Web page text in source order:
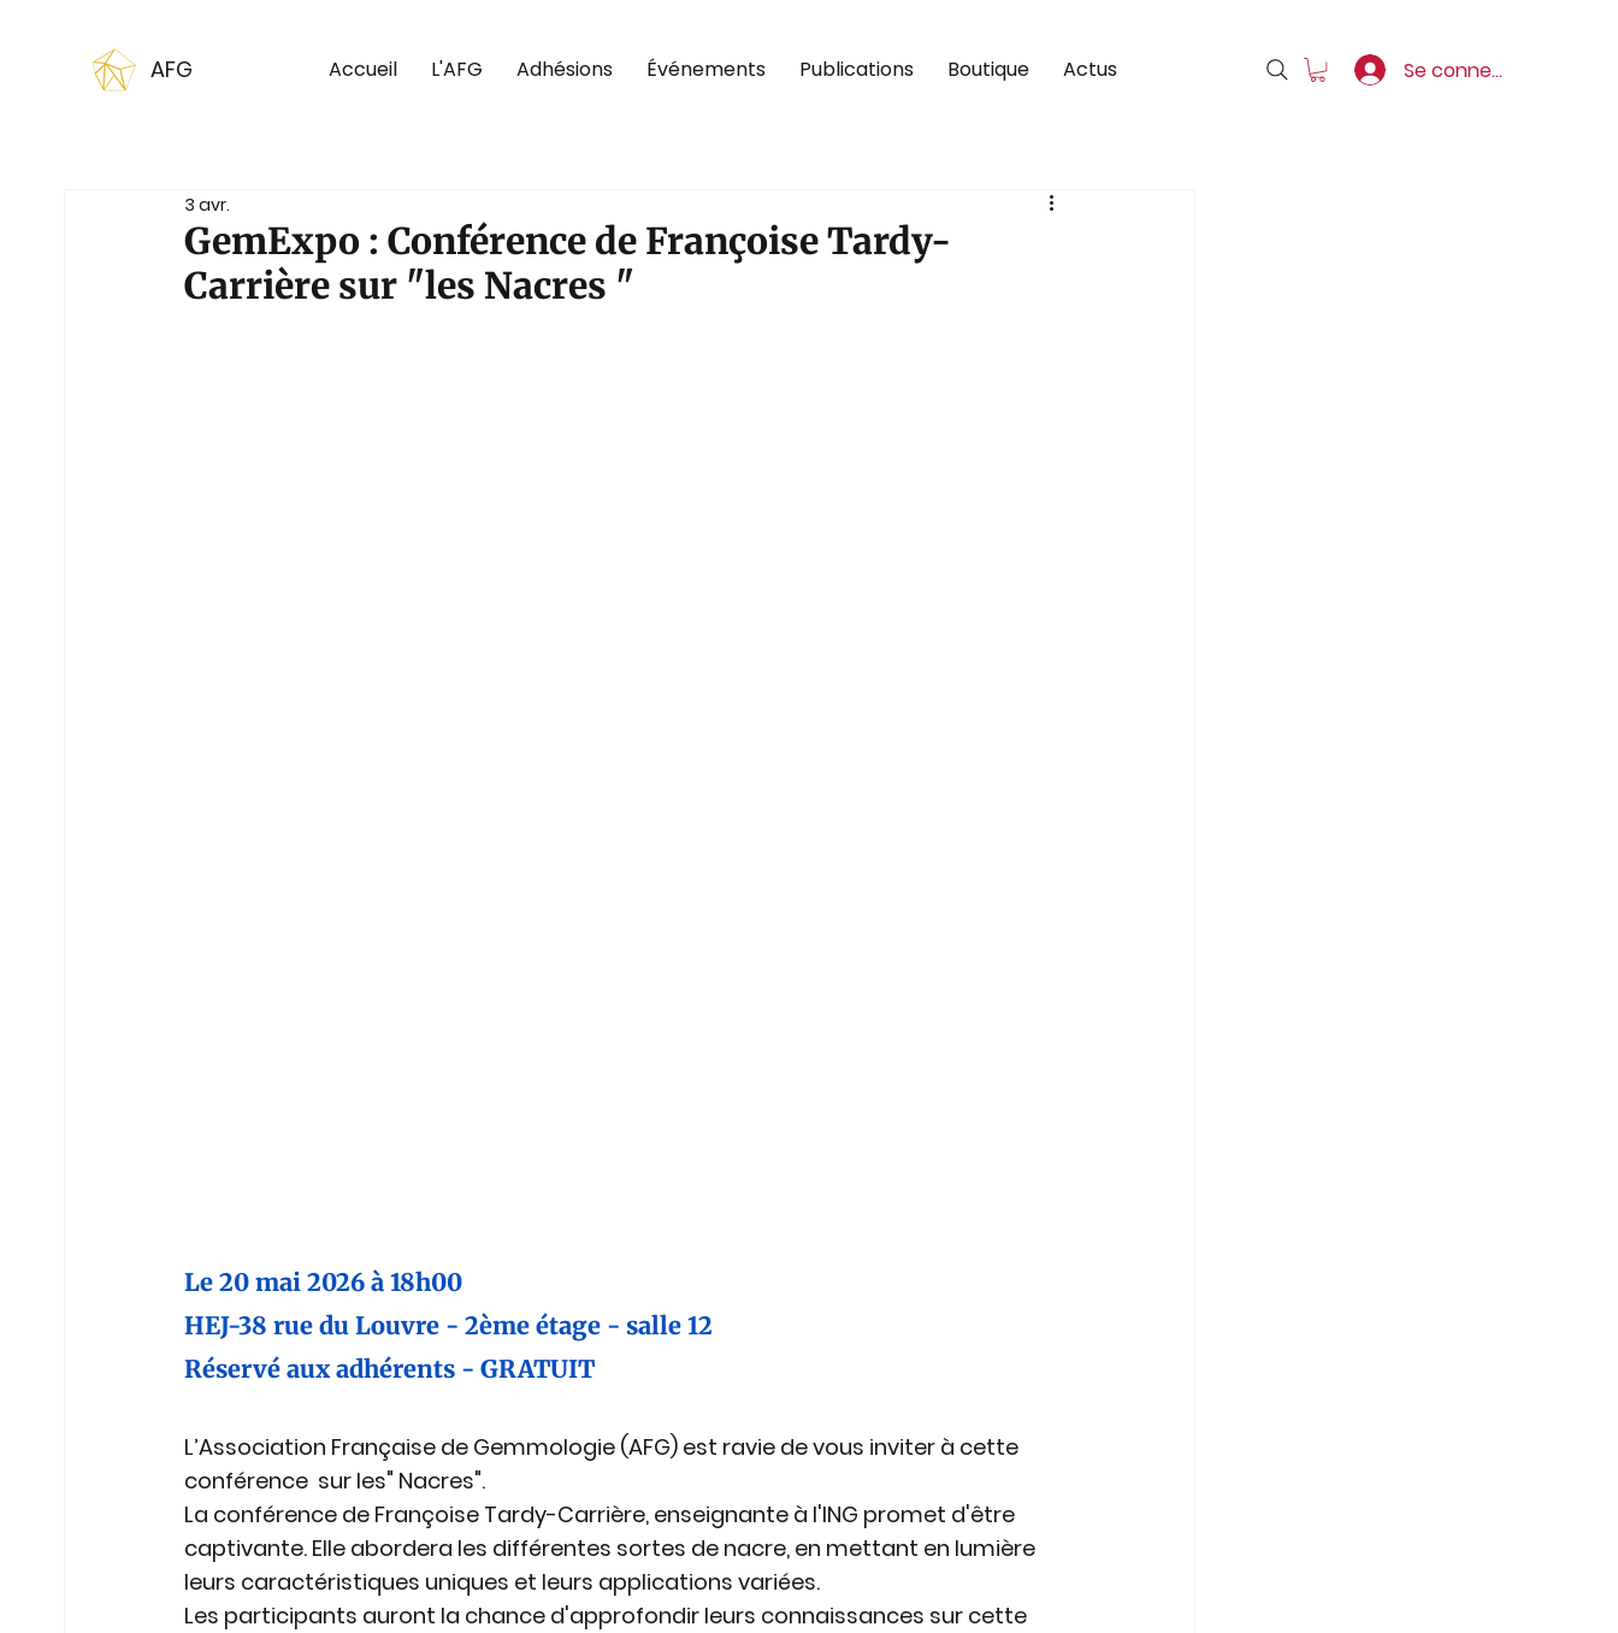
AFG Accueil L'AFG Adhésions Événements Publications Boutique Actus Se connecter
GemExpo : Conférence de Françoise Tardy-
Carrière sur "les Nacres "
3 avr.
Le 20 mai 2026 à 18h00
HEJ-38 rue du Louvre - 2ème étage - salle 12
Réservé aux adhérents - GRATUIT
L’Association Française de Gemmologie (AFG) est ravie de vous inviter à cette
conférence  sur les" Nacres".
La conférence de Françoise Tardy-Carrière, enseignante à l'ING promet d'être
captivante. Elle abordera les différentes sortes de nacre, en mettant en lumière
leurs caractéristiques uniques et leurs applications variées.
Les participants auront la chance d'approfondir leurs connaissances sur cette